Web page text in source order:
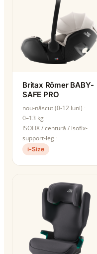
Britax Römer BABY-
SAFE PRO
nou-născut (0-12 luni)
0–13 kg
ISOFIX / centură / isofix-
support-leg
i-Size